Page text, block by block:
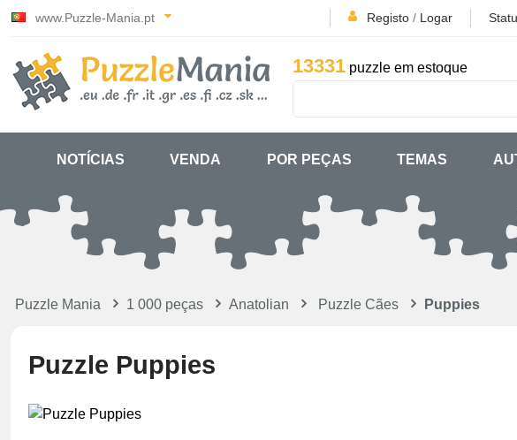
www.Puzzle-Mania.pt Registo / Logar
13331 puzzle em estoque
NOTÍCIAS VENDA POR PEÇAS TEMAS
Puzzle Mania 1 000 peças Anatolian Puzzle Cães Puppies
Puzzle Puppies